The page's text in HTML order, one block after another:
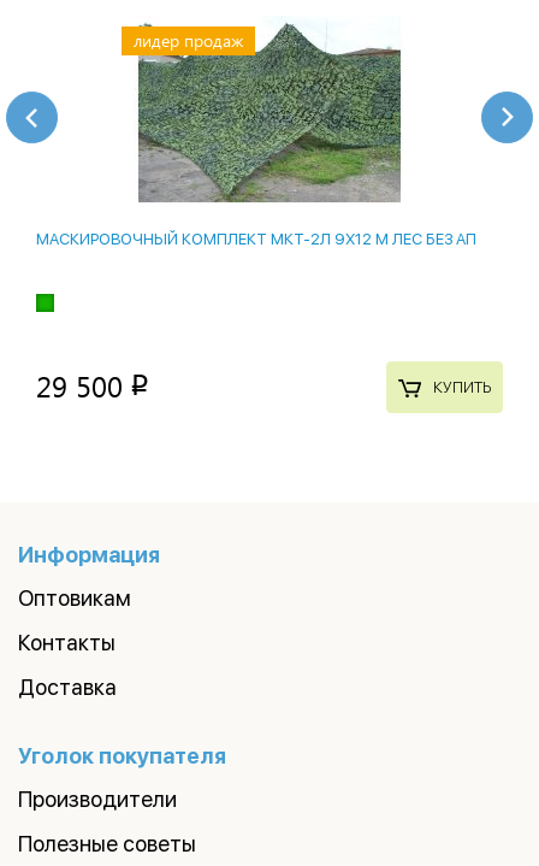
лидер продаж
МАСКИРОВОЧНЫЙ КОМПЛЕКТ МКТ-2Л 9Х12 М ЛЕС БЕЗ АП
29 500 p КУПИТЬ
Информация
Оптовикам
Контакты
Доставка
Уголок покупателя
Производители
Полезные советы